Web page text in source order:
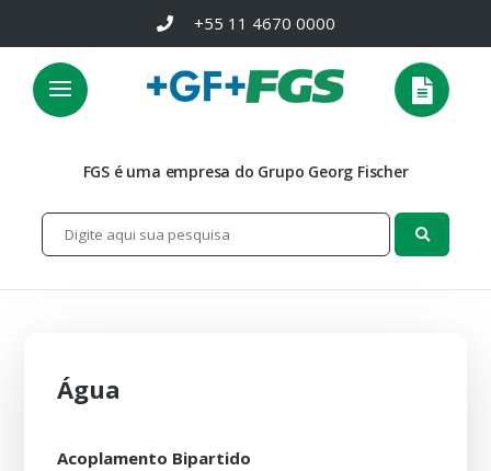
+55 11 4670 0000
FGS é uma empresa do Grupo Georg Fischer
Água
Acoplamento Bipartido